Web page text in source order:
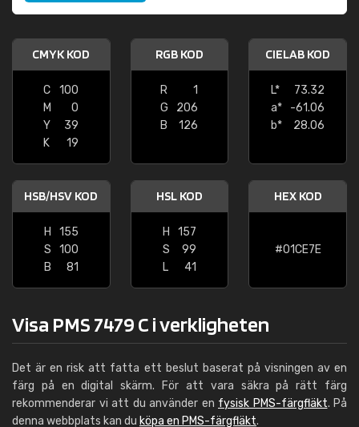
CMYK KOD
C
100
M
0
Y
39
K
19
RGB KOD
R
1
G
206
B
126
CIELAB KOD
L*
73.32
a*
-61.06
b*
28.06
HSB/HSV KOD
H
155
S
100
B
81
HSL KOD
H
157
S
99
L
41
HEX KOD
#01CE7E
Visa PMS 7479 C i verkligheten
Det är en risk att fatta ett beslut baserat på visningen av en
färg på en digital skärm. För att vara säkra på rätt färg
rekommenderar vi att du använder en fysisk PMS-färgfläkt. På
denna webbplats kan du köpa en PMS-färgfläkt.